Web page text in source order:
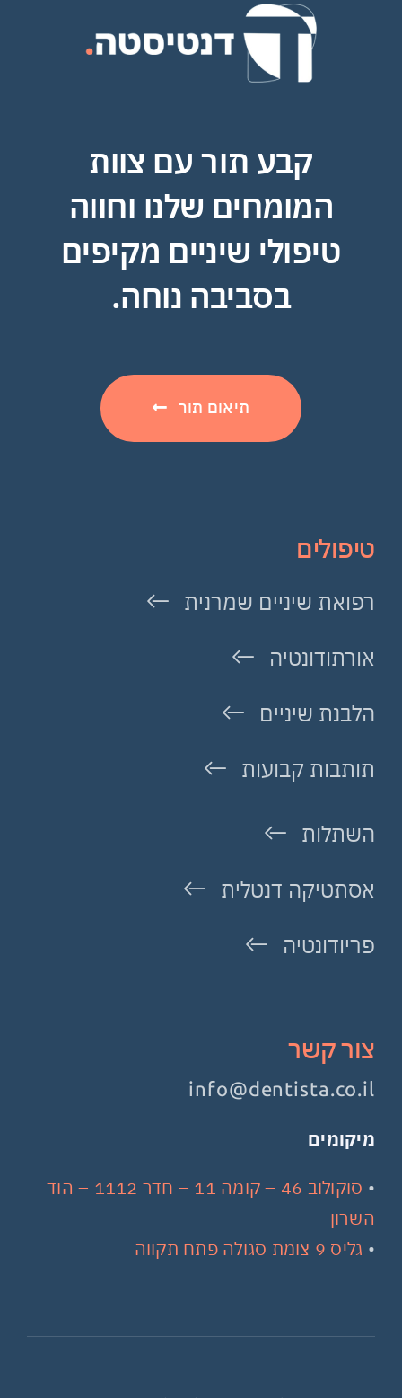
קבע תור עם צוות
המומחים שלנו וחווה
טיפולי שיניים מקיפים
בסביבה נוחה.
תיאום תור
טיפולים
רפואת שיניים שמרנית
אורתודונטיה
הלבנת שיניים
תותבות קבועות
השתלות
אסתטיקה דנטלית
פריודונטיה
צור קשר
info@dentista.co.il
מיקומים
•
סוקולוב 46 – קומה 11 – חדר 1112 – הוד
השרון
• גליס 9 צומת סגולה פתח תקווה